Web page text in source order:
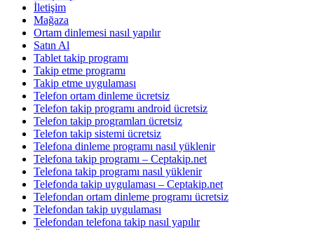
İletişim
Mağaza
Ortam dinlemesi nasıl yapılır
Satın Al
Tablet takip programı
Takip etme programı
Takip etme uygulaması
Telefon ortam dinleme ücretsiz
Telefon takip programı android ücretsiz
Telefon takip programları ücretsiz
Telefon takip sistemi ücretsiz
Telefona dinleme programı nasıl yüklenir
Telefona takip programı – Ceptakip.net
Telefona takip programı nasıl yüklenir
Telefonda takip uygulaması – Ceptakip.net
Telefondan ortam dinleme programı ücretsiz
Telefondan takip uygulaması
Telefondan telefona takip nasıl yapılır